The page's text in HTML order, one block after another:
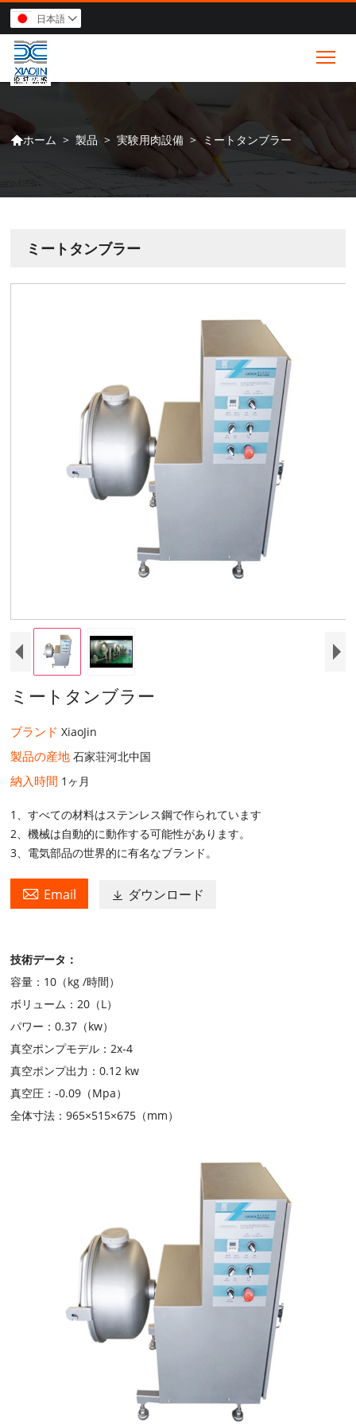
日本語 
ホーム > 製品 > 実験用肉設備 > ミートタンブラー
ミートタンブラー
ミートタンブラー
ブランドXiaoJin
製品の産地石家荘河北中国
納入時間 1ヶ月
1、すべての材料はステンレス鋼で作られています
2、機械は自動的に動作する可能性があります。
3、電気部品の世界的に有名なブランド。
 Email  ダウンロード
技術データ：
容量：10（kg /時間）
ボリューム：20（L）
パワー：0.37（kw）
真空ポンプモデル：2x-4
真空ポンプ出力：0.12 kw
真空圧：-0.09（Mpa）
全体寸法：965×515×675（mm）